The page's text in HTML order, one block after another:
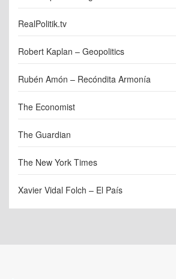
RealPolitik.tv
Robert Kaplan – Geopolitics
Rubén Amón – Recóndita Armonía
The Economist
The Guardian
The New York Times
Xavier Vidal Folch – El País